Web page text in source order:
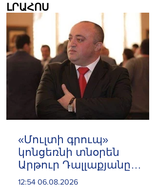
ԼՐԱՀՈՍ
«Մուլտի գրուպ»
կոնցեռնի տնօրեն
Արթուր Դալլաքյանը
երկու ամսով
12:54 06.08.2026